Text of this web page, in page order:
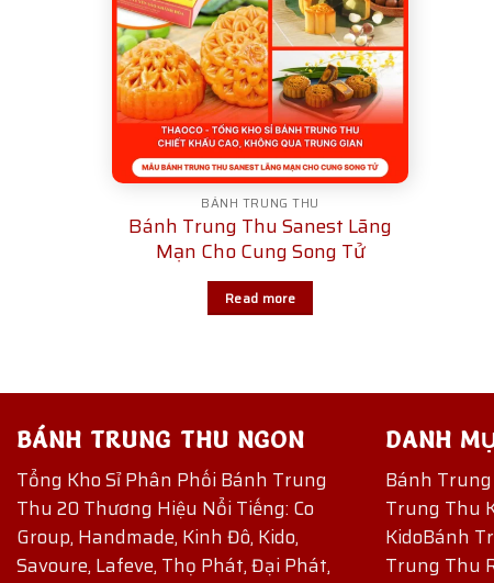
BÁNH TRUNG THU
Bánh Trung Thu Sanest Lãng
Mạn Cho Cung Song Tử
Read more
BÁNH TRUNG THU NGON
Tổng Kho Sỉ Phân Phối Bánh Trung
Thu 20 Thương Hiệu Nổi Tiếng: Co
Group, Handmade, Kinh Đô, Kido,
Savoure, Lafeve, Thọ Phát, Đại Phát,
DANH
Bánh
Trung Thu
KidoBánh
Trung Thu